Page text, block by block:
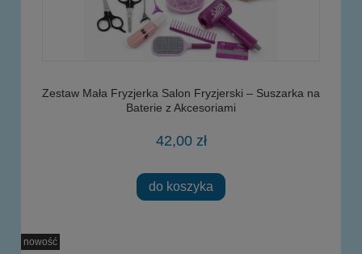
Zestaw Mała Fryzjerka Salon Fryzjerski – Suszarka na
Baterie z Akcesoriami
42,00 zł
do koszyka
nowość